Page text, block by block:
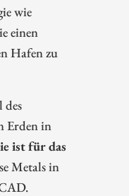
wie
einen
Hafen zu
Erden in
ist für das
Metals in